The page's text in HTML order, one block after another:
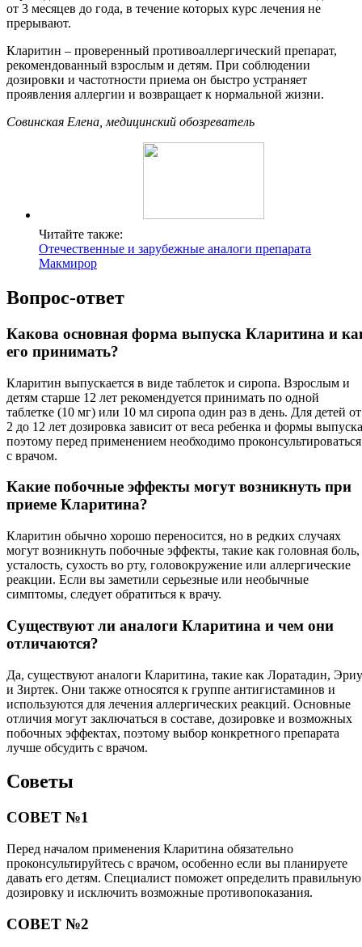
от 3 месяцев до года, в течение которых курс лечения не
прерывают.
Кларитин – проверенный противоаллергический препарат,
рекомендованный взрослым и детям. При соблюдении
дозировки и частотности приема он быстро устраняет
проявления аллергии и возвращает к нормальной жизни.
Совинская Елена, медицинский обозреватель
Читайте также:
Отечественные и зарубежные аналоги препарата
Макмирор
Вопрос-ответ
Какова основная форма выпуска Кларитина и
его принимать?
Кларитин выпускается в виде таблеток и сиропа. Взрослым и
детям старше 12 лет рекомендуется принимать по одной
таблетке (10 мг) или 10 мл сиропа один раз в день. Для детей от
2 до 12 лет дозировка зависит от веса ребенка и формы
поэтому перед применением необходимо проконсультироваться
с врачом.
Какие побочные эффекты могут возникнуть при
приеме Кларитина?
Кларитин обычно хорошо переносится, но в редких случаях
могут возникнуть побочные эффекты, такие как головная боль,
усталость, сухость во рту, головокружение или аллергические
реакции. Если вы заметили серьезные или необычные
симптомы, следует обратиться к врачу.
Существуют ли аналоги Кларитина и чем они
отличаются?
Да, существуют аналоги Кларитина, такие как Лоратадин,
и Зиртек. Они также относятся к группе антигистаминов и
используются для лечения аллергических реакций. Основные
отличия могут заключаться в составе, дозировке и возможных
побочных эффектах, поэтому выбор конкретного препарата
лучше обсудить с врачом.
Советы
СОВЕТ №1
Перед началом применения Кларитина обязательно
проконсультируйтесь с врачом, особенно если вы планируете
давать его детям. Специалист поможет определить правильную
дозировку и исключить возможные противопоказания.
СОВЕТ №2